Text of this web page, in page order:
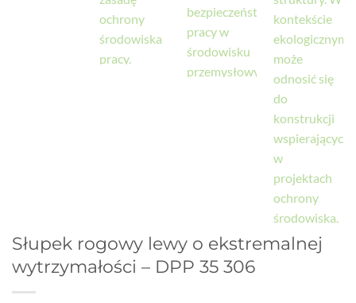
Słupek rogowy lewy o ekstremalnej
wytrzymałości – DPP 35 306